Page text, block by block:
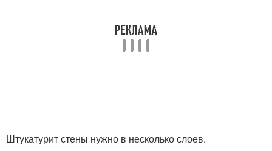
Штукатурит стены нужно в несколько слоев.